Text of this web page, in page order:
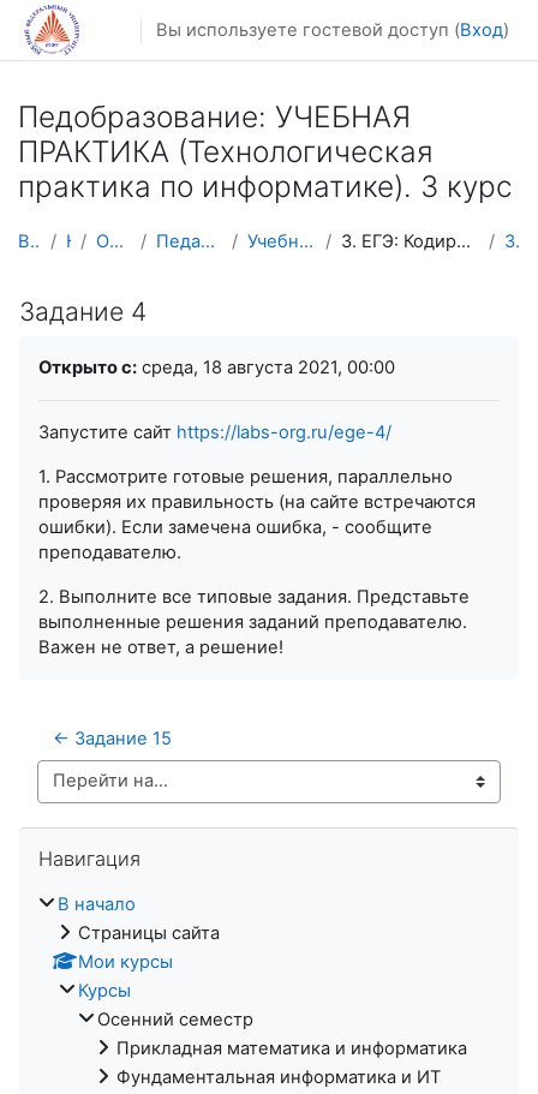
Перейти к основному содержанию
Вы используете гостевой доступ (Вход)
Педобразование: УЧЕБНАЯ
ПРАКТИКА (Технологическая
практика по информатике). 3 курс
В начало Курсы Осенний семестр Педагогическое образование Учебная практика (пед. 3 курс) 3. ЕГЭ: Кодирование информации. Вычисление информа... Задание 4
Задание 4
Открыто с: среда, 18 августа 2021, 00:00
Запустите сайт https://labs-org.ru/ege-4/
1. Рассмотрите готовые решения, параллельно
проверяя их правильность (на сайте встречаются
ошибки). Если замечена ошибка, - сообщите
преподавателю.
2. Выполните все типовые задания. Представьте
выполненные решения заданий преподавателю.
Важен не ответ, а решение!
← Задание 15
Перейти на...
Навигация
В начало
Страницы сайта
Мои курсы
Курсы
Осенний семестр
Прикладная математика и информатика
Фундаментальная информатика и ИТ